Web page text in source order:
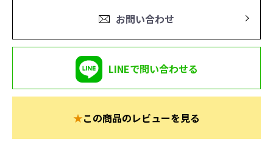
お問い合わせ
LINEで問い合わせる
★この商品のレビューを見る